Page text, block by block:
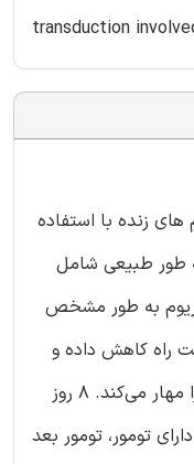
transduction
زنده با استفاده
طور طبیعی شامل
به طور مشخص
راه کاهش داده و
رشد تومور در موش های زنجیر شده را مهار می‌کند. ۸ روز
تومور، تومور بعد